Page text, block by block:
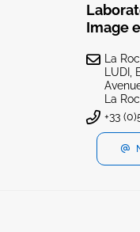
Image
La
LUDI,
La
+33